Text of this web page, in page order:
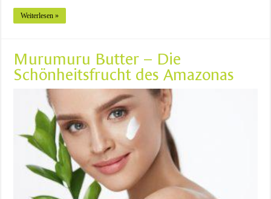
Weiterlesen »
Murumuru Butter – Die
Schönheitsfrucht des Amazonas